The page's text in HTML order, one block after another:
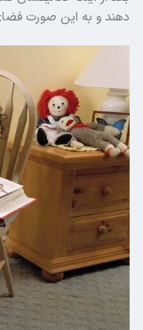
دهند و به این صورت